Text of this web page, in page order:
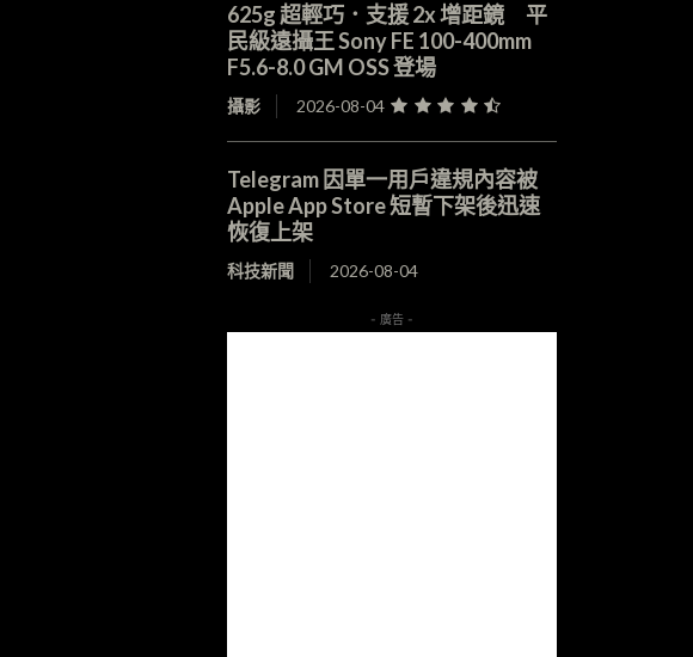
625g 超輕巧．支援 2x 增距鏡 平
民級遠攝王 Sony FE 100-400mm
F5.6-8.0 GM OSS 登場
攝影 2026-08-04
Telegram 因單一用戶違規內容被
Apple App Store 短暫下架後迅速
恢復上架
科技新聞 2026-08-04
- 廣告 -